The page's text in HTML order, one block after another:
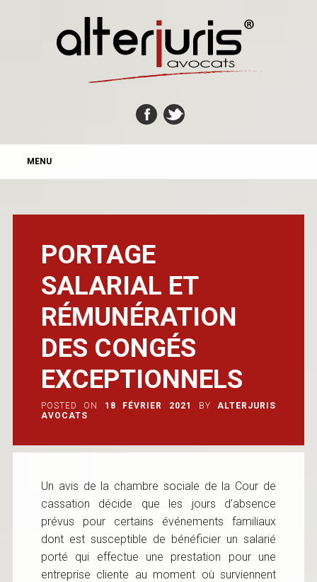
MAIN MENU
MENU
PORTAGE
SALARIAL ET
RÉMUNÉRATION
DES CONGÉS
EXCEPTIONNELS
POSTED ON 18 FÉVRIER 2021 BY
ALTERJURIS
AVOCATS
Un avis de la chambre sociale de la Cour de
cassation décide que les jours d’absence
prévus pour certains événements familiaux
dont est susceptible de bénéficier un salarié
porté qui effectue une prestation pour une
entreprise cliente au moment où surviennent